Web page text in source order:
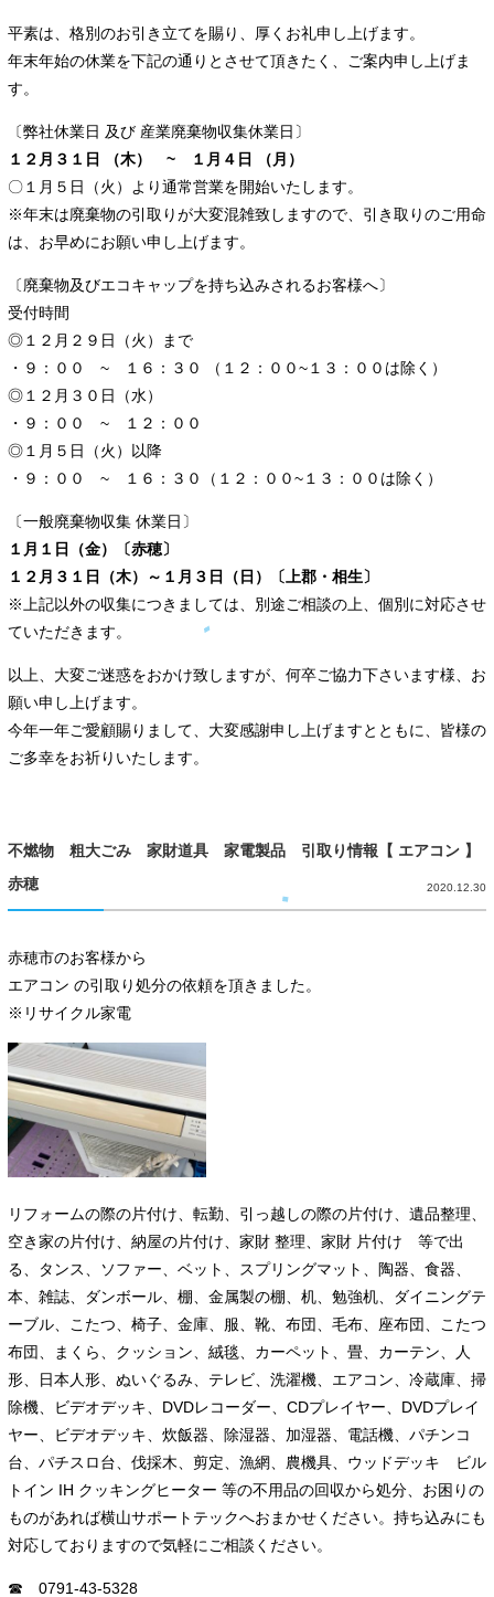
平素は、格別のお引き立てを賜り、厚くお礼申し上げます。
年末年始の休業を下記の通りとさせて頂きたく、ご案内申し上げま
す。
〔弊社休業日 及び 産業廃棄物収集休業日〕
１２月３１日 （木） ~ １月４日 （月）
〇１月５日（火）より通常営業を開始いたします。
※年末は廃棄物の引取りが大変混雑致しますので、引き取りのご用命
は、お早めにお願い申し上げます。
〔廃棄物及びエコキャップを持ち込みされるお客様へ〕
受付時間
◎１２月２９日（火）まで
・９：００ ~ １６：３０ （１２：００~１３：００は除く）
◎１２月３０日（水）
・９：００ ~ １２：００
◎１月５日（火）以降
・９：００ ~ １６：３０（１２：００~１３：００は除く）
〔一般廃棄物収集 休業日〕
１月１日（金）〔赤穂〕
１２月３１日（木）～１月３日（日）〔上郡・相生〕
※上記以外の収集につきましては、別途ご相談の上、個別に対応させ
ていただきます。
以上、大変ご迷惑をおかけ致しますが、何卒ご協力下さいます様、お
願い申し上げます。
今年一年ご愛顧賜りまして、大変感謝申し上げますとともに、皆様の
ご多幸をお祈りいたします。
不燃物 粗大ごみ 家財道具 家電製品 引取り情報【 エアコン 】
赤穂
2020.12.30
赤穂市のお客様から
エアコン の引取り処分の依頼を頂きました。
※リサイクル家電
リフォームの際の片付け、転勤、引っ越しの際の片付け、遺品整理、
空き家の片付け、納屋の片付け、家財 整理、家財 片付け 等で出
る、タンス、ソファー、ベット、スプリングマット、陶器、食器、
本、雑誌、ダンボール、棚、金属製の棚、机、勉強机、ダイニングテ
ーブル、こたつ、椅子、金庫、服、靴、布団、毛布、座布団、こたつ
布団、まくら、クッション、絨毯、カーペット、畳、カーテン、人
形、日本人形、ぬいぐるみ、テレビ、洗濯機、エアコン、冷蔵庫、掃
除機、ビデオデッキ、DVDレコーダー、CDプレイヤー、DVDプレイ
ヤー、ビデオデッキ、炊飯器、除湿器、加湿器、電話機、パチンコ
台、パチスロ台、伐採木、剪定、漁網、農機具、ウッドデッキ ビル
トイン IH クッキングヒーター 等の不用品の回収から処分、お困りの
ものがあれば横山サポートテックへおまかせください。持ち込みにも
対応しておりますので気軽にご相談ください。
☎ 0791-43-5328